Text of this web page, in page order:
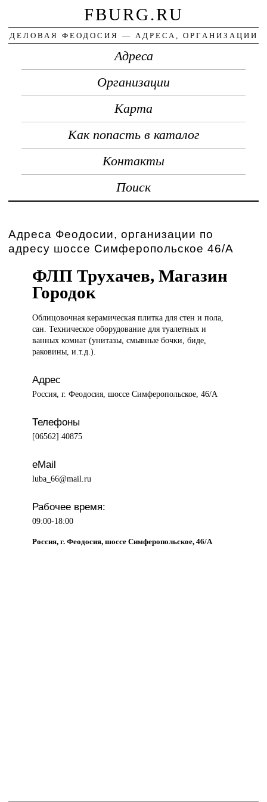
FBURG.RU
ДЕЛОВАЯ ФЕОДОСИЯ — АДРЕСА, ОРГАНИЗАЦИИ
Адреса
Организации
Карта
Как попасть в каталог
Контакты
Поиск
Адреса Феодосии, организации по
адресу шоссе Симферопольское 46/А
ФЛП Трухачев, Магазин
Городок
Облицовочная керамическаяплитка для стен и пола,
сан. Техническое оборудование для туалетных и
ванных комнат (унитазы, смывные бочки, биде,
раковины, и.т.д.).
Адрес
Россия, г. Феодосия, шоссе Симферопольское, 46/А
Телефоны
[06562] 40875
eMail
luba_66@mail.ru
Рабочее время:
09:00-18:00
Россия, г. Феодосия, шоссе Симферопольское, 46/А